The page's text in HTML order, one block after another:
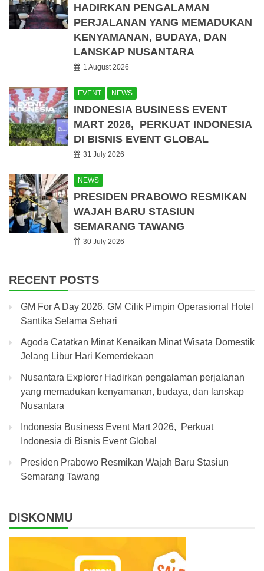
HADIRKAN PENGALAMAN
PERJALANAN YANG MEMADUKAN
KENYAMANAN, BUDAYA, DAN
LANSKAP NUSANTARA
1 August 2026
EVENT NEWS
INDONESIA BUSINESS EVENT
MART 2026, PERKUAT INDONESIA
DI BISNIS EVENT GLOBAL
31 July 2026
NEWS
PRESIDEN PRABOWO RESMIKAN
WAJAH BARU STASIUN
SEMARANG TAWANG
30 July 2026
RECENT POSTS
GM For A Day 2026, GM Cilik Pimpin Operasional Hotel
Santika Selama Sehari
Agoda Catatkan Minat Kenaikan Minat Wisata Domestik
Jelang Libur Hari Kemerdekaan
Nusantara Explorer Hadirkan pengalaman perjalanan
yang memadukan kenyamanan, budaya, dan lanskap
Nusantara
Indonesia Business Event Mart 2026, Perkuat
Indonesia di Bisnis Event Global
Presiden Prabowo Resmikan Wajah Baru Stasiun
Semarang Tawang
DISKONMU